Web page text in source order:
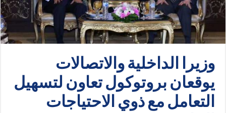
وزيرا الداخلية والاتصالات
يوقعان بروتوكول تعاون لتسهيل
التعامل مع ذوي الاحتياجات